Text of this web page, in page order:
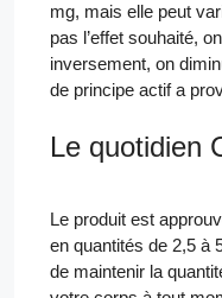
mg, mais elle peut
pas l’effet souhaité,
inversement, on
de principe actif a
Le quotidien
Le produit est
en quantités de 2,5 à
de maintenir la